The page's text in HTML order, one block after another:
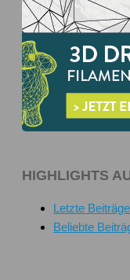
HIGHLIGHTS
Letzte Beiträge
Beliebte